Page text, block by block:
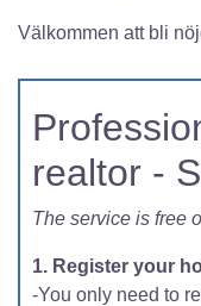
Välkommen att bli
realtor -
The service is free
1. Register your
-You only need to